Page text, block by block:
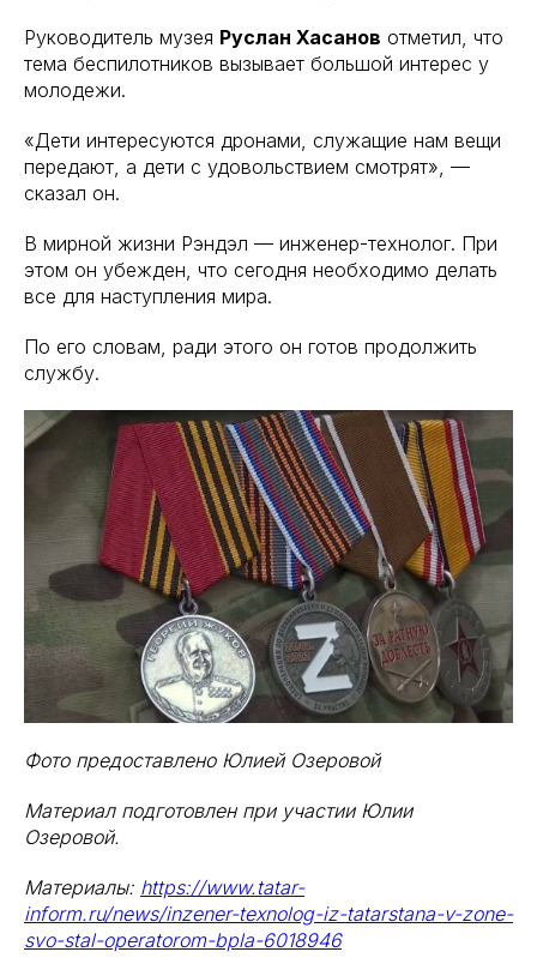
Руководитель музея Руслан Хасанов отметил, что
тема беспилотников вызывает большой интерес у
молодежи.
«Дети интересуются дронами, служащие нам вещи
передают, а дети с удовольствием смотрят», —
сказал он.
В мирной жизни Рэндэл — инженер-технолог. При
этом он убежден, что сегодня необходимо делать
все для наступления мира.
По его словам, ради этого он готов продолжить
службу.
Фото предоставлено Юлией Озеровой
Материал подготовлен при участии Юлии
Озеровой.
Материалы: https://www.tatar-
inform.ru/news/inzener-texnolog-iz-tatarstana-v-zone-
svo-stal-operatorom-bpla-6018946